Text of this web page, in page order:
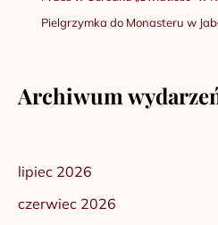
Pielgrzymka do Monasteru w
Archiwum
lipiec 2026
czerwiec 2026